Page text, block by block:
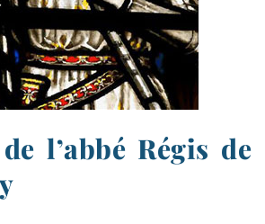
l’abbé Régis de